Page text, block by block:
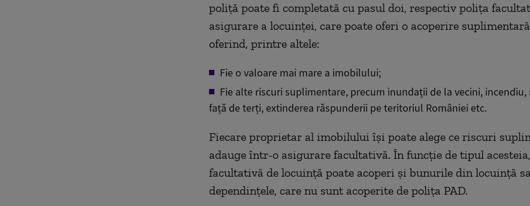
poliță poate fi completată cu pasul doi, respectiv polița
asigurare a locuinței, care poate oferi o acoperire
oferind, printre altele:
Fie o valoare mai mare a imobilului;
Fie alte riscuri suplimentare, precum inundații de la vecini, incendiu,
față de terți, extinderea răspunderii pe teritoriul României etc.
Fiecare proprietar al imobilului își poate alege ce riscuri
adauge într-o asigurare facultativă. În funcție de tipul
facultativă de locuință poate acoperi și bunurile din locuință
dependințele, care nu sunt acoperite de polița PAD.